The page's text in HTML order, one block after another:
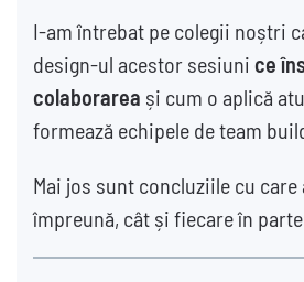
I-am întrebat pe colegii noștri
design-ul acestor sesiuni ce
colaborarea și cum o aplică
formează echipele de team
Mai jos sunt concluziile cu
împreună, cât și fiecare în parte.